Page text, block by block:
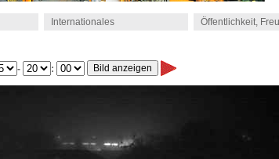
Internationales Öffentlichkeit,
- :